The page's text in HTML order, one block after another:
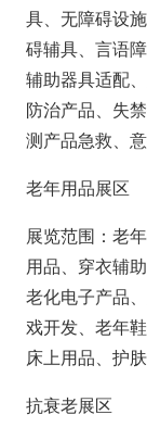
具、无障碍设
碍辅具、言语
辅助器具适配
防治产品、失
测产品急救、意
老年用品展区
展览范围：老
用品、穿衣辅
老化电子产品
戏开发、老年
床上用品、护
抗衰老展区